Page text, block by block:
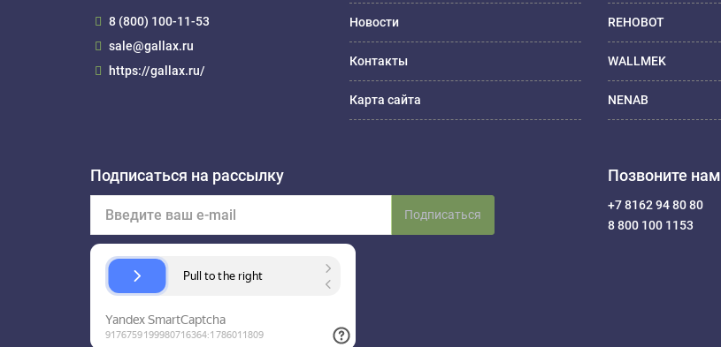
8 (800) 100-11-53
sale@gallax.ru
https://gallax.ru/
Новости
Контакты
Карта сайта
REHOBOT
WALLMEK
NENAB
Подписаться на рассылку
Подписаться
Позвоните нам
+7 8162 94 80 80
8 800 100 1153